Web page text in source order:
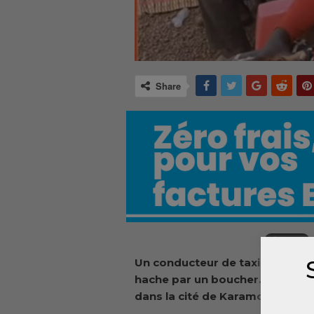
Share
Un conducteur de taxi-moto a
hache par un boucher. Les
dans la cité de Karamoko Alpha